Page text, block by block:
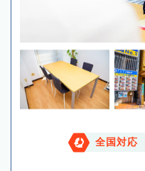
全国対応